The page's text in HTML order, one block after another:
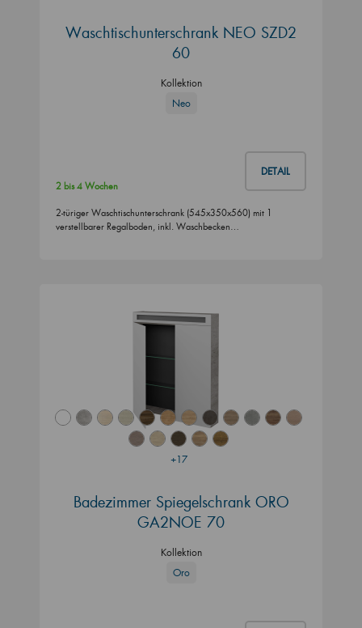
Waschtischunterschrank NEO SZD2
60
Kollektion
Neo
DETAIL
2 bis 4 Wochen
2-türiger Waschtischunterschrank (545x350x560) mit 1
verstellbarer Regalboden, inkl. Waschbecken…
+17
Badezimmer Spiegelschrank ORO
GA2NOE 70
Kollektion
Oro